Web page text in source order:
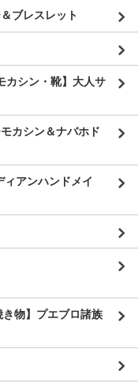
ブレスレット
カシン・靴】大人サ
カシン＆ナバホド
アンハンドメイ
物】プエブロ諸族